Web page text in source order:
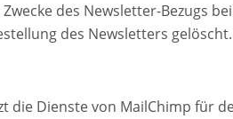
des Newsletter-Bezugs
des Newsletters
die Dienste von MailChimp für